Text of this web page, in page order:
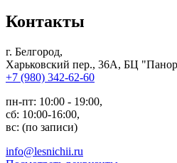
Контакты
г. Белгород,
Харьковский пер., 36А, БЦ
+7 (980) 342-62-60
пн-пт: 10:00 - 19:00,
сб: 10:00-16:00,
вс: (по записи)
info@lesnichii.ru